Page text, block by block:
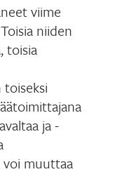
viime
niiden
toisia
ja -
voi muuttaa